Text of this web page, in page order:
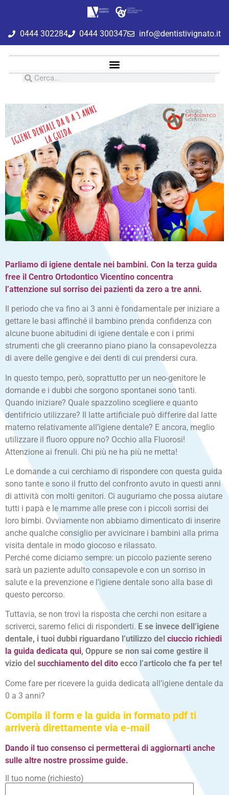
0444 302284 0444 300347 info@dentistivignato.it
Parliamo di igiene dentale nei bambini. Con la terza guida
free il Centro Ortodontico Vicentino concentra
l’attenzione sul sorriso dei pazienti da zero a tre anni.
Il periodo che va fino ai 3 anni è fondamentale per iniziare a
gettare le basi affinché il bambino prenda confidenza con
alcune buone abitudini di igiene dentale e con i primi
strumenti che gli creeranno piano piano la consapevolezza
di avere delle gengive e dei denti di cui prendersi cura.
In questo tempo, però, soprattutto per un neo-genitore le
domande e i dubbi che sorgono spontanei sono tanti.
Quando iniziare? Quale spazzolino scegliere e quanto
dentifricio utilizzare? Il latte artificiale può differire dal latte
materno relativamente all’igiene dentale? E ancora, meglio
utilizzare il fluoro oppure no? Occhio alla Fluorosi!
Attenzione ai frenuli. Chi più ne ha più ne metta!
Le domande a cui cerchiamo di rispondere con questa guida
sono tante e sono il frutto del confronto avuto in questi anni
di attività con molti genitori. Ci auguriamo che possa aiutare
tutti i papà e le mamme alle prese con i piccoli sorrisi dei
loro bimbi. Ovviamente non abbiamo dimenticato di inserire
anche qualche consiglio per avvicinare i bambini alla prima
visita dentale in modo giocoso e rilassato.
Perché come diciamo sempre: un piccolo paziente sereno
sarà un paziente adulto consapevole e con un sorriso in
salute e la prevenzione e l’igiene dentale sono alla base di
questo percorso.
Tuttavia, se non trovi la risposta che cerchi non esitare a
scriverci, saremo felici di risponderti. E se invece dell’igiene
dentale, i tuoi dubbi riguardano l’utilizzo del ciuccio richiedi
la guida dedicata qui, Oppure se non sai come gestire il
vizio del succhiamento del dito ecco l’articolo che fa per te!
Come fare per ricevere la guida dedicata all’igiene dentale da
0 a 3 anni?
Compila il form e la guida in formato pdf ti
arriverà direttamente via e-mail
Dando il tuo consenso ci permetterai di aggiornarti anche
sulle altre nostre prossime guide.
Il tuo nome (richiesto)